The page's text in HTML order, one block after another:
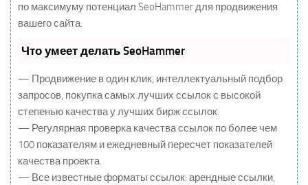
по максимуму потенциал SeoHammer для продвижения
вашего сайта.
Что умеет делать SeoHammer
— Продвижение в один клик, интеллектуальный подбор
запросов, покупка самых лучших ссылок с высокой
степенью качества у лучших бирж ссылок.
— Регулярная проверка качества ссылок по более чем
100 показателям и ежедневный пересчет показателей
качества проекта.
— Все известные форматы ссылок: арендные ссылки,